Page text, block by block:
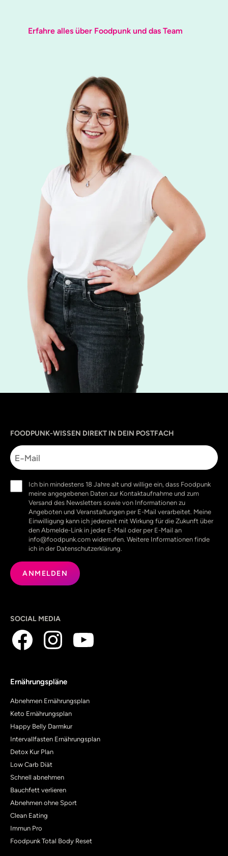
Erfahre alles über Foodpunk und das Team
FOODPUNK-WISSEN DIREKT IN DEIN POSTFACH
E-
Mail
(erforderlich)
Ich bin mindestens 18 Jahre alt und willige ein, dass Foodpunk
meine angegebenen Daten zur Kontaktaufnahme und zum
Versand des Newsletters sowie von Informationen zu
Angeboten und Veranstaltungen per E-Mail verarbeitet. Meine
Einwilligung kann ich jederzeit mit Wirkung für die Zukunft über
den Abmelde-Link in jeder E-Mail oder per E-Mail an
info@foodpunk.com widerrufen. Weitere Informationen finde
ich in der Datenschutzerklärung.
SOCIAL MEDIA
Ernährungspläne
Abnehmen Ernährungsplan
Keto Ernährungsplan
Happy Belly Darmkur
Intervallfasten Ernährungsplan
Detox Kur Plan
Low Carb Diät
Schnell abnehmen
Bauchfett verlieren
Abnehmen ohne Sport
Clean Eating
Immun Pro
Foodpunk Total Body Reset